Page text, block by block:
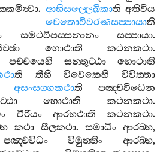
. ආභිසල‍්ලෙඛිකාති අතිවිය
චෙතොවිවරණසප‍්පායාති
සමථවිපස‍්සනානං සප‍්පායා.
හොථාති කථනකථා.
පච‍්චයෙහි සන‍්තුට‍්ඨා
හොථාති
ති තීහි විවෙකෙහි
විවිත‍්තා
අසංසග‍්ගකථාති
පඤ‍්චවිධෙන
හොථාති කථනකථා.
වීරියං ආරභථාති කථනකථා.
කථා සීලකථා. සමාධිං ආරබ‍්භ,
පඤ‍්චවිධං විමුත‍්තිං ආරබ‍්භ,